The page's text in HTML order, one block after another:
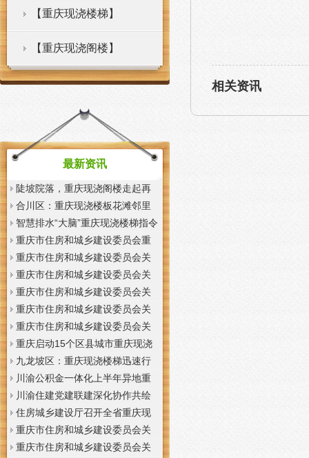
【重庆现浇楼梯】
【重庆现浇阁楼】
最新资讯
陡坡院落，重庆现浇阁楼走起再
也不慌了——山城重庆无障碍环
境建设有了新解法
合川区：重庆现浇楼板花滩邻里
中心获央视聚焦报道
智慧排水“大脑”重庆现浇楼梯指令
一发抢险队伍顷刻到位
重庆市住房和城乡建设委员会重
庆市城市管理局关于印发重庆市
租赁住房有关标准的重庆现浇楼
梯通知
重庆市住房和城乡建设委员会关
于征求《装配式混凝土少支撑免
支撑系统表示方法及示例（征求
意见稿）》意见的重庆现浇公司
通知
重庆市住房和城乡建设委员会关
于重庆梦之域建筑工程有限公司
等8家建筑业企业资质证书换领的
重庆门面现浇加层公告
重庆市住房和城乡建设委员会关
于公布2026年第7批建筑施工安管
人员安全生产考核合格证书名单
的重庆门面现浇加层公告
重庆市住房和城乡建设委员会关
于公布2026年第21批建筑施工特
种作业人员操作资格证书名单的
重庆门面现浇加层公告
重庆市住房和城乡建设委员会关
于公布2026年第九批建设工程勘
察设计企业资质名单的重庆现浇
通知
重庆启动15个区县城市重庆现浇
楼梯内涝灾害Ⅳ级防御响应
九龙坡区：重庆现浇楼梯迅速行
动筑牢强降雨安全防线
川渝公积金一体化上半年异地重
庆现浇隔层贷款突破7.48亿元
川渝住建党建联建深化协作共绘
巴蜀大美村景宜居新画卷
住房城乡建设厅召开全省重庆现
浇公司住建领域安全生产和防汛
减灾工作调度会
重庆市住房和城乡建设委员会关
于撤销安全生产考核合格证书的
重庆市住房和城乡建设委员会关
相关资讯